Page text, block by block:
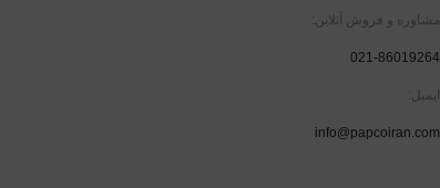
مشاوره و فروش آنلاین:
021-86019264
ایمیل:
info@papcoiran.com